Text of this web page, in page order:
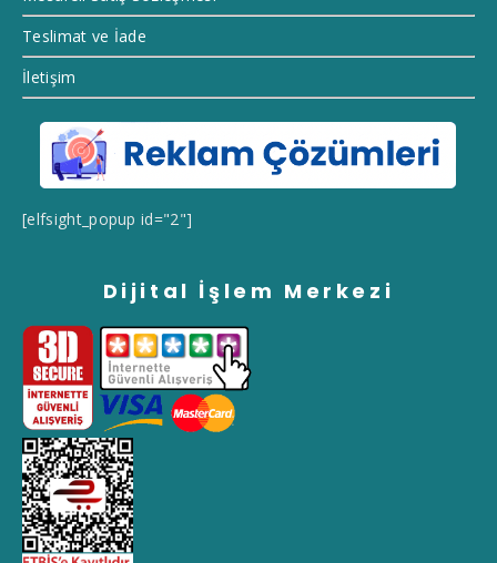
Teslimat ve İade
İletişim
[elfsight_popup id="2"]
Dijital İşlem Merkezi